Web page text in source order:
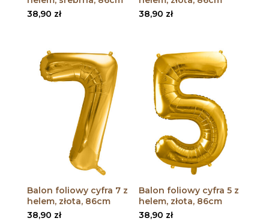
38,90 zł
38,90 zł
Balon foliowy cyfra 7 z
helem, złota, 86cm
38,90 zł
Balon foliowy cyfra 5 z
helem, złota, 86cm
38,90 zł